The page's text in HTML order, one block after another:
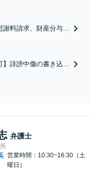
料請求、財産分与な
せください【彦根駅7
】誹謗中傷の書き込み
彦根駅7分】
弁護士
営業時間：10:30~16:30（土
曜日）